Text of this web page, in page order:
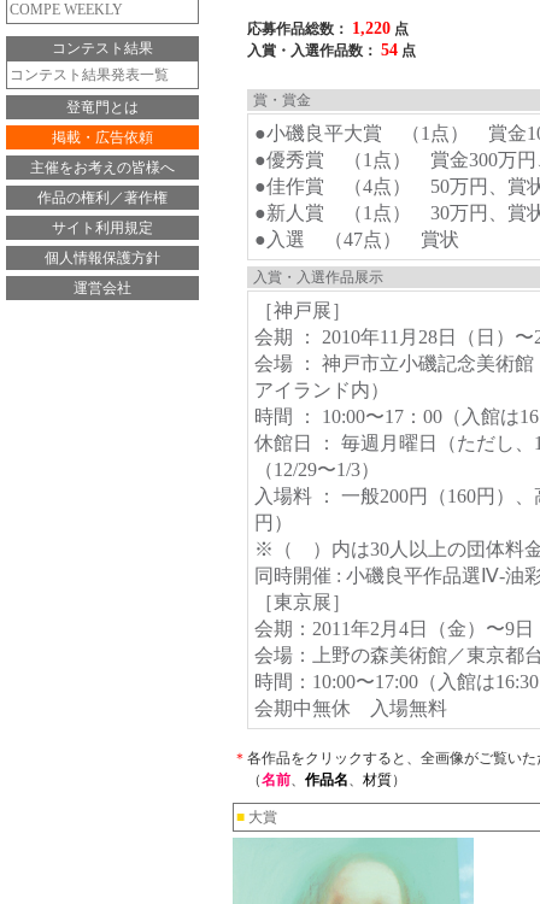
COMPE WEEKLY
コンテスト結果
コンテスト結果発表一覧
登竜門とは
掲載・広告依頼
主催をお考えの皆様へ
作品の権利／著作権
サイト利用規定
個人情報保護方針
運営会社
応募作品総数： 1,220 点
入賞・入選作品数： 54 点
賞・賞金
●小磯良平大賞 （1点） 賞金
●優秀賞 （1点） 賞金300万円
●佳作賞 （4点） 50万円、賞
●新人賞 （1点） 30万円、賞
●入選 （47点） 賞状
入賞・入選作品展示
［神戸展］
会期 ： 2010年11月28日（日）
会場 ： 神戸市立小磯記念美術
アイランド内）
時間 ： 10:00〜17：00（入館は
休館日 ： 毎週月曜日（ただし
（12/29〜1/3）
入場料 ： 一般200円（160円）
円）
※（ ）内は30人以上の団体料
同時開催 : 小磯良平作品選Ⅳ-油
［東京展］
会期：2011年2月4日（金）〜9
会場：上野の森美術館／東京都
時間：10:00〜17:00（入館は
会期中無休 入場無料
＊ 各作品をクリックすると、全画像がご覧いた
（名前、 作品名、 材質）
■ 大賞